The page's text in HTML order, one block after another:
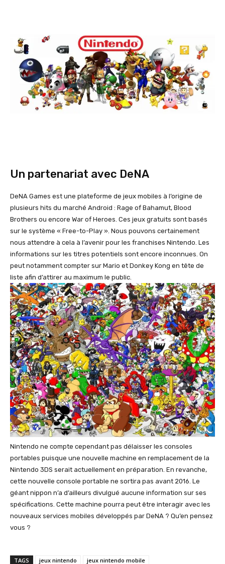
Un partenariat avec DeNA
DeNA Games est une plateforme de jeux mobiles à l’origine de
plusieurs hits du marché Android : Rage of Bahamut, Blood
Brothers ou encore War of Heroes. Ces jeux gratuits sont basés
sur le système « Free-to-Play ». Nous pouvons certainement
nous attendre à cela à l’avenir pour les franchises Nintendo. Les
informations sur les titres potentiels sont encore inconnues. On
peut notamment compter sur Mario et Donkey Kong en tête de
liste afin d’attirer au maximum le public.
Nintendo ne compte cependant pas délaisser les consoles
portables puisque une nouvelle machine en remplacement de la
Nintendo 3DS serait actuellement en préparation. En revanche,
cette nouvelle console portable ne sortira pas avant 2016. Le
géant nippon n’a d’ailleurs divulgué aucune information sur ses
spécifications. Cette machine pourra peut être interagir avec les
nouveaux services mobiles développés par DeNA ? Qu’en pensez
vous ?
TAGS jeux nintendo jeux nintendo mobile